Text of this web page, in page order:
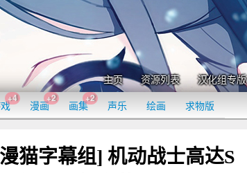
主页 资源列表 汉化组专版
+4
漫画
+2
画集
+2
声乐 绘画 求物版
猫字幕组] 机动战士高达S